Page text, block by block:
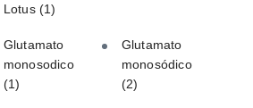
Lotus (1)
Glutamato
monosodico
(1)
Glutamato
monosódico
(2)